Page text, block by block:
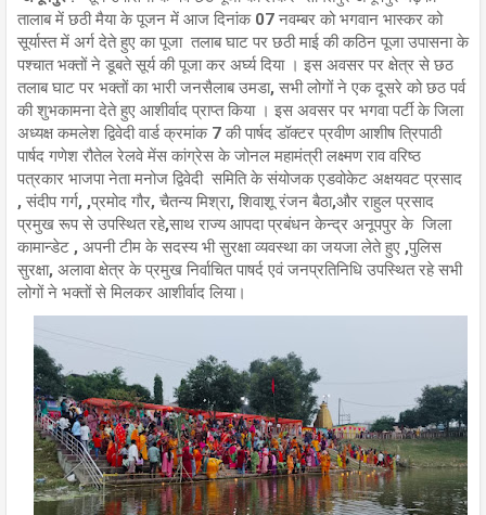
तालाब में छठी मैया के पूजन में आज दिनांक 07 नवम्बर को भगवान भास्कर को
सूर्यास्त में अर्ग देते हुए का पूजा तलाब घाट पर छठी माई की कठिन पूजा उपासना के
पश्चात भक्तों ने डूबते सूर्य की पूजा कर अर्घ्य दिया । इस अवसर पर क्षेत्र से छठ
तलाब घाट पर भक्तों का भारी जनसैलाब उमडा, सभी लोगों ने एक दूसरे को छठ पर्व
की शुभकामना देते हुए आशीर्वाद प्राप्त किया । इस अवसर पर भगवा पर्टी के जिला
अध्यक्ष कमलेश द्विवेदी वार्ड क्रमांक 7 की पार्षद डॉक्टर प्रवीण आशीष त्रिपाठी
पार्षद गणेश रौतेल रेलवे मेंस कांग्रेस के जोनल महामंत्री लक्ष्मण राव वरिष्ठ
पत्रकार भाजपा नेता मनोज द्विवेदी समिति के संयोजक एडवोकेट अक्षयवट प्रसाद
, संदीप गर्ग, ,प्रमोद गौर, चैतन्य मिश्रा, शिवाशू रंजन बैठा,और राहुल प्रसाद
प्रमुख रूप से उपस्थित रहे,साथ राज्य आपदा प्रबंधन केन्द्र अनूपपुर के जिला
कामान्डेट , अपनी टीम के सदस्य भी सुरक्षा व्यवस्था का जयजा लेते हुए ,पुलिस
सुरक्षा, अलावा क्षेत्र के प्रमुख निर्वाचित पाषर्द एवं जनप्रतिनिधि उपस्थित रहे सभी
लोगों ने भक्तों से मिलकर आशीर्वाद लिया।